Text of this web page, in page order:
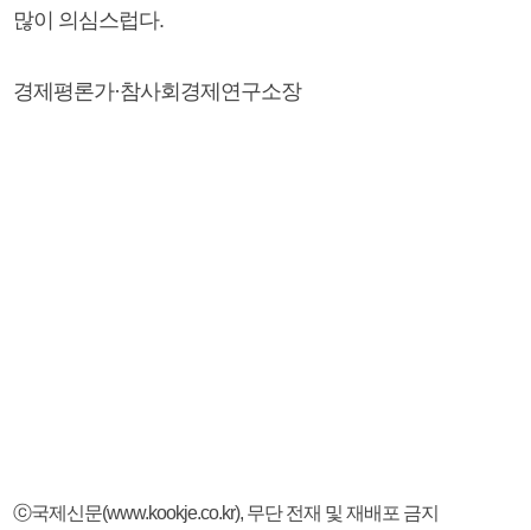
많이 의심스럽다.
경제평론가·참사회경제연구소장
ⓒ국제신문(www.kookje.co.kr), 무단 전재 및 재배포 금지